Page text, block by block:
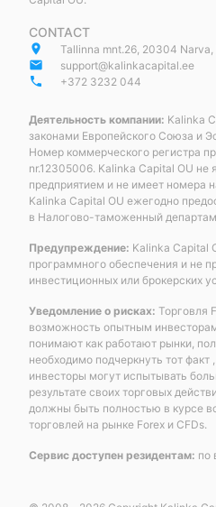
CONTACT
place Tallinna mnt.26, 20304 Narva,
email support@kalinkacapital.ee
phone +372 3232 044
Деятельность компании: Kalinka
законами Европейского Союза и
Номер коммерческого регистра
nr.12305006. Kalinka Capital OU не
предприятием и не имеет номера
Kalinka Capital OU ежегодно
в Налогово-таможенный
Предупреждение: Kalinka Capital
программного обеспечения и не
инвестиционных или брокерских
Уведомление о рисках: Торговля
возможность опытным
понимают как работают рынки,
необходимо подчеркнуть тот
инвесторы могут испытывать
результате своих торговых
должны быть полностью в курсе
торговлей на рынке Forex и CFDs.
Сервис доступен резидентам: по